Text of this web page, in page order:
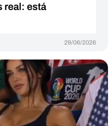
real: está
29/06/2026